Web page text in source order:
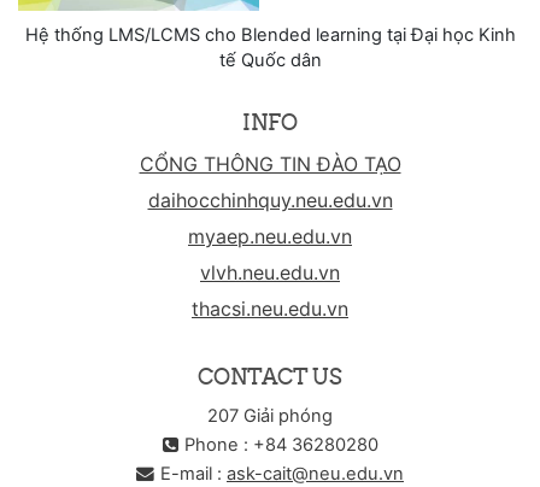
Hệ thống LMS/LCMS cho Blended learning tại Đại học Kinh
tế Quốc dân
INFO
CỔNG THÔNG TIN ĐÀO TẠO
daihocchinhquy.neu.edu.vn
myaep.neu.edu.vn
vlvh.neu.edu.vn
thacsi.neu.edu.vn
CONTACT US
207 Giải phóng
Phone : +84 36280280
E-mail : ask-cait@neu.edu.vn